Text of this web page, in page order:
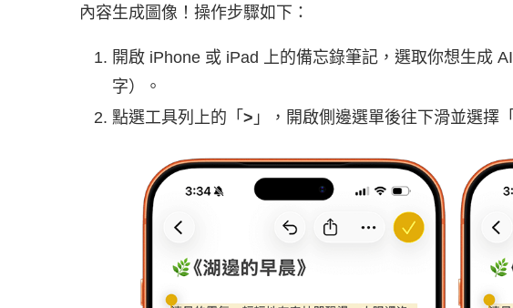
內容生成圖像！操作步驟如下：
開啟 iPhone 或 iPad 上的備忘錄筆記，選取你想生成
字）。
點選工具列上的「 > 」，開啟側邊選單後往下滑並選擇「